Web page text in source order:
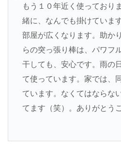
もう１０年近く使っており
緒に、なんでも掛けていま
部屋が広くなります。助か
らの突っ張り棒は、パワフ
干しても、安心です。雨の
て使っています。家では、
ています。なくてはならな
てます（笑）。ありがとう